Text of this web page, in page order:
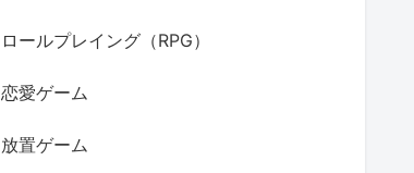
ロールプレイング（RPG）
恋愛ゲーム
放置ゲーム